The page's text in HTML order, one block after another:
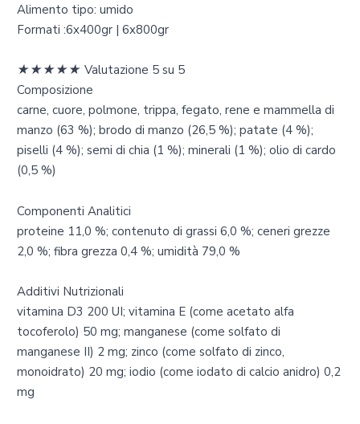
Alimento tipo: umido
Formati :6x400gr | 6x800gr
★★★★★ Valutazione 5 su 5
Composizione
carne, cuore, polmone, trippa, fegato, rene e mammella di
manzo (63 %); brodo di manzo (26,5 %); patate (4 %);
piselli (4 %); semi di chia (1 %); minerali (1 %); olio di cardo
(0,5 %)
Componenti Analitici
proteine 11,0 %; contenuto di grassi 6,0 %; ceneri grezze
2,0 %; fibra grezza 0,4 %; umidità 79,0 %
Additivi Nutrizionali
vitamina D3 200 UI; vitamina E (come acetato alfa
tocoferolo) 50 mg; manganese (come solfato di
manganese II) 2 mg; zinco (come solfato di zinco,
monoidrato) 20 mg; iodio (come iodato di calcio anidro) 0,2
mg